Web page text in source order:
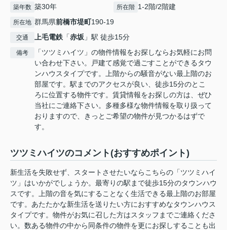
築年数 築30年 所在階 1-2階/2階建
所在地 群馬県前橋市堤町190-19
交通 上毛電鉄 「赤坂 」駅 徒歩15分
備考
「ツツミハイツ」の物件情報をお探しならお気軽にお問
い合わせ下さい。戸建て感覚で過ごすことができるタウ
ンハウスタイプです。上階からの騒音がない最上階のお
部屋です。駅までのアクセスが良い、徒歩15分のとこ
ろに位置する物件です。賃貸情報をお探しの方は、ぜひ
当社にご連絡下さい。多種多様な物件情報を取り扱って
おりますので、きっとご希望の物件が見つかるはずで
す。
ツツミハイツのコメント(おすすめポイント)
新生活を失敗せず、スタートさせたいならこちらの「ツツミハイ
ツ」はいかがでしょうか。最寄りの駅まで徒歩15分のタウンハウ
スです。上階の音を気にすることなく生活できる最上階のお部屋
です。あたたかな新生活を送りたい方におすすめなタウンハウス
タイプです。物件がお気に召した方はスタッフまでご連絡くださ
い。数ある物件の中から同条件の物件を更にお探しすることも出